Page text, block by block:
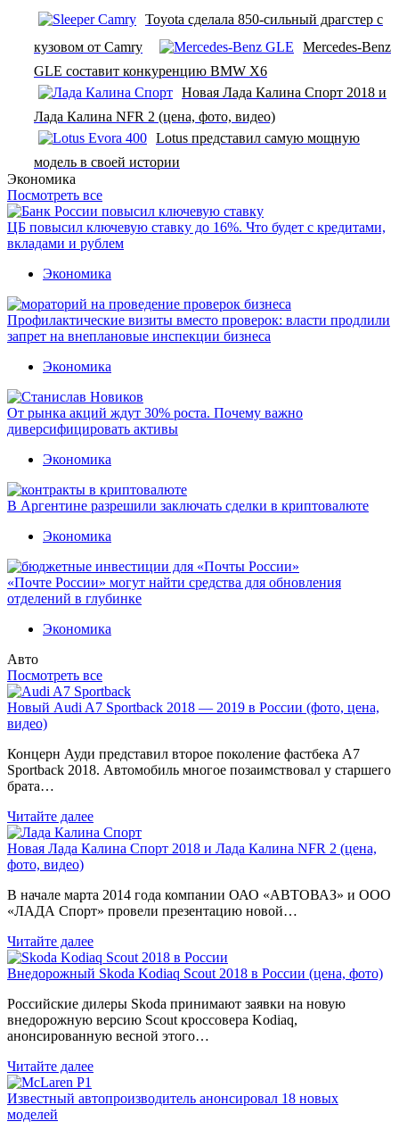
Toyota сделала 850-сильный драгстер с
кузовом от Camry
Mercedes-Benz
GLE составит конкуренцию BMW X6
Новая Лада Калина Спорт 2018 и
Лада Калина NFR 2 (цена, фото, видео)
Lotus представил самую мощную
модель в своей истории
Экономика
Посмотреть все
ЦБ повысил ключевую ставку до 16%. Что будет с кредитами,
вкладами и рублем
Экономика
Профилактические визиты вместо проверок: власти продлили
запрет на внеплановые инспекции бизнеса
Экономика
От рынка акций ждут 30% роста. Почему важно
диверсифицировать активы
Экономика
В Аргентине разрешили заключать сделки в криптовалюте
Экономика
«Почте России» могут найти средства для обновления
отделений в глубинке
Экономика
Авто
Посмотреть все
Новый Audi A7 Sportback 2018 — 2019 в России (фото, цена,
видео)
Концерн Ауди представил второе поколение фастбека A7
Sportback 2018. Автомобиль многое позаимствовал у старшего
брата…
Читайте далее
Новая Лада Калина Спорт 2018 и Лада Калина NFR 2 (цена,
фото, видео)
В начале марта 2014 года компании ОАО «АВТОВАЗ» и ООО
«ЛАДА Спорт» провели презентацию новой…
Читайте далее
Внедорожный Skoda Kodiaq Scout 2018 в России (цена, фото)
Российские дилеры Skoda принимают заявки на новую
внедорожную версию Scout кроссовера Kodiaq,
анонсированную весной этого…
Читайте далее
Известный автопроизводитель анонсировал 18 новых
моделей